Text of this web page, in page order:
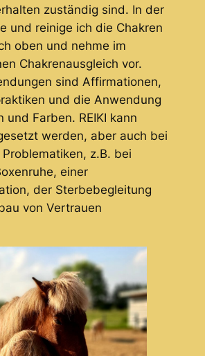
zuständig sind. In der
und reinige ich die Chakren
oben und nehme im
Chakrenausgleich vor.
sind Affirmationen,
und die Anwendung
und Farben. REIKI kann
werden, aber auch bei
z.B. bei
einer
der Sterbebegleitung
von Vertrauen